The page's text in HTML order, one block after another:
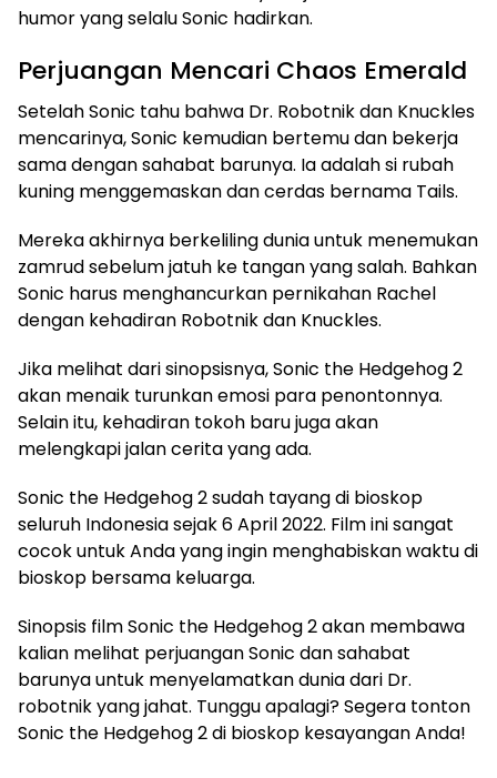
humor yang selalu Sonic hadirkan.
Perjuangan Mencari Chaos Emerald
Setelah Sonic tahu bahwa Dr. Robotnik dan Knuckles
mencarinya, Sonic kemudian bertemu dan bekerja
sama dengan sahabat barunya. Ia adalah si rubah
kuning menggemaskan dan cerdas bernama Tails.
Mereka akhirnya berkeliling dunia untuk menemukan
zamrud sebelum jatuh ke tangan yang salah. Bahkan
Sonic harus menghancurkan pernikahan Rachel
dengan kehadiran Robotnik dan Knuckles.
Jika melihat dari sinopsisnya, Sonic the Hedgehog 2
akan menaik turunkan emosi para penontonnya.
Selain itu, kehadiran tokoh baru juga akan
melengkapi jalan cerita yang ada.
Sonic the Hedgehog 2 sudah tayang di bioskop
seluruh Indonesia sejak 6 April 2022. Film ini sangat
cocok untuk Anda yang ingin menghabiskan waktu di
bioskop bersama keluarga.
Sinopsis film Sonic the Hedgehog 2 akan membawa
kalian melihat perjuangan Sonic dan sahabat
barunya untuk menyelamatkan dunia dari Dr.
robotnik yang jahat. Tunggu apalagi? Segera tonton
Sonic the Hedgehog 2 di bioskop kesayangan Anda!